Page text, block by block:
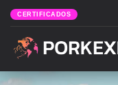
CERTIFICADOS